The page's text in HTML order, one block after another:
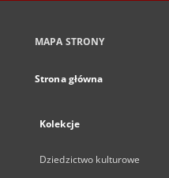
MAPA STRONY
Strona główna
Kolekcje
Dziedzictwo kulturowe